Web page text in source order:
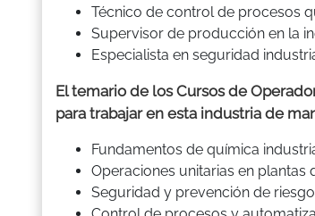
Técnico de control de procesos
Supervisor de producción en la
Especialista en seguridad
El temario de los Cursos de
para trabajar en esta industria de
Fundamentos de química
Operaciones unitarias en plantas
Seguridad y prevención de